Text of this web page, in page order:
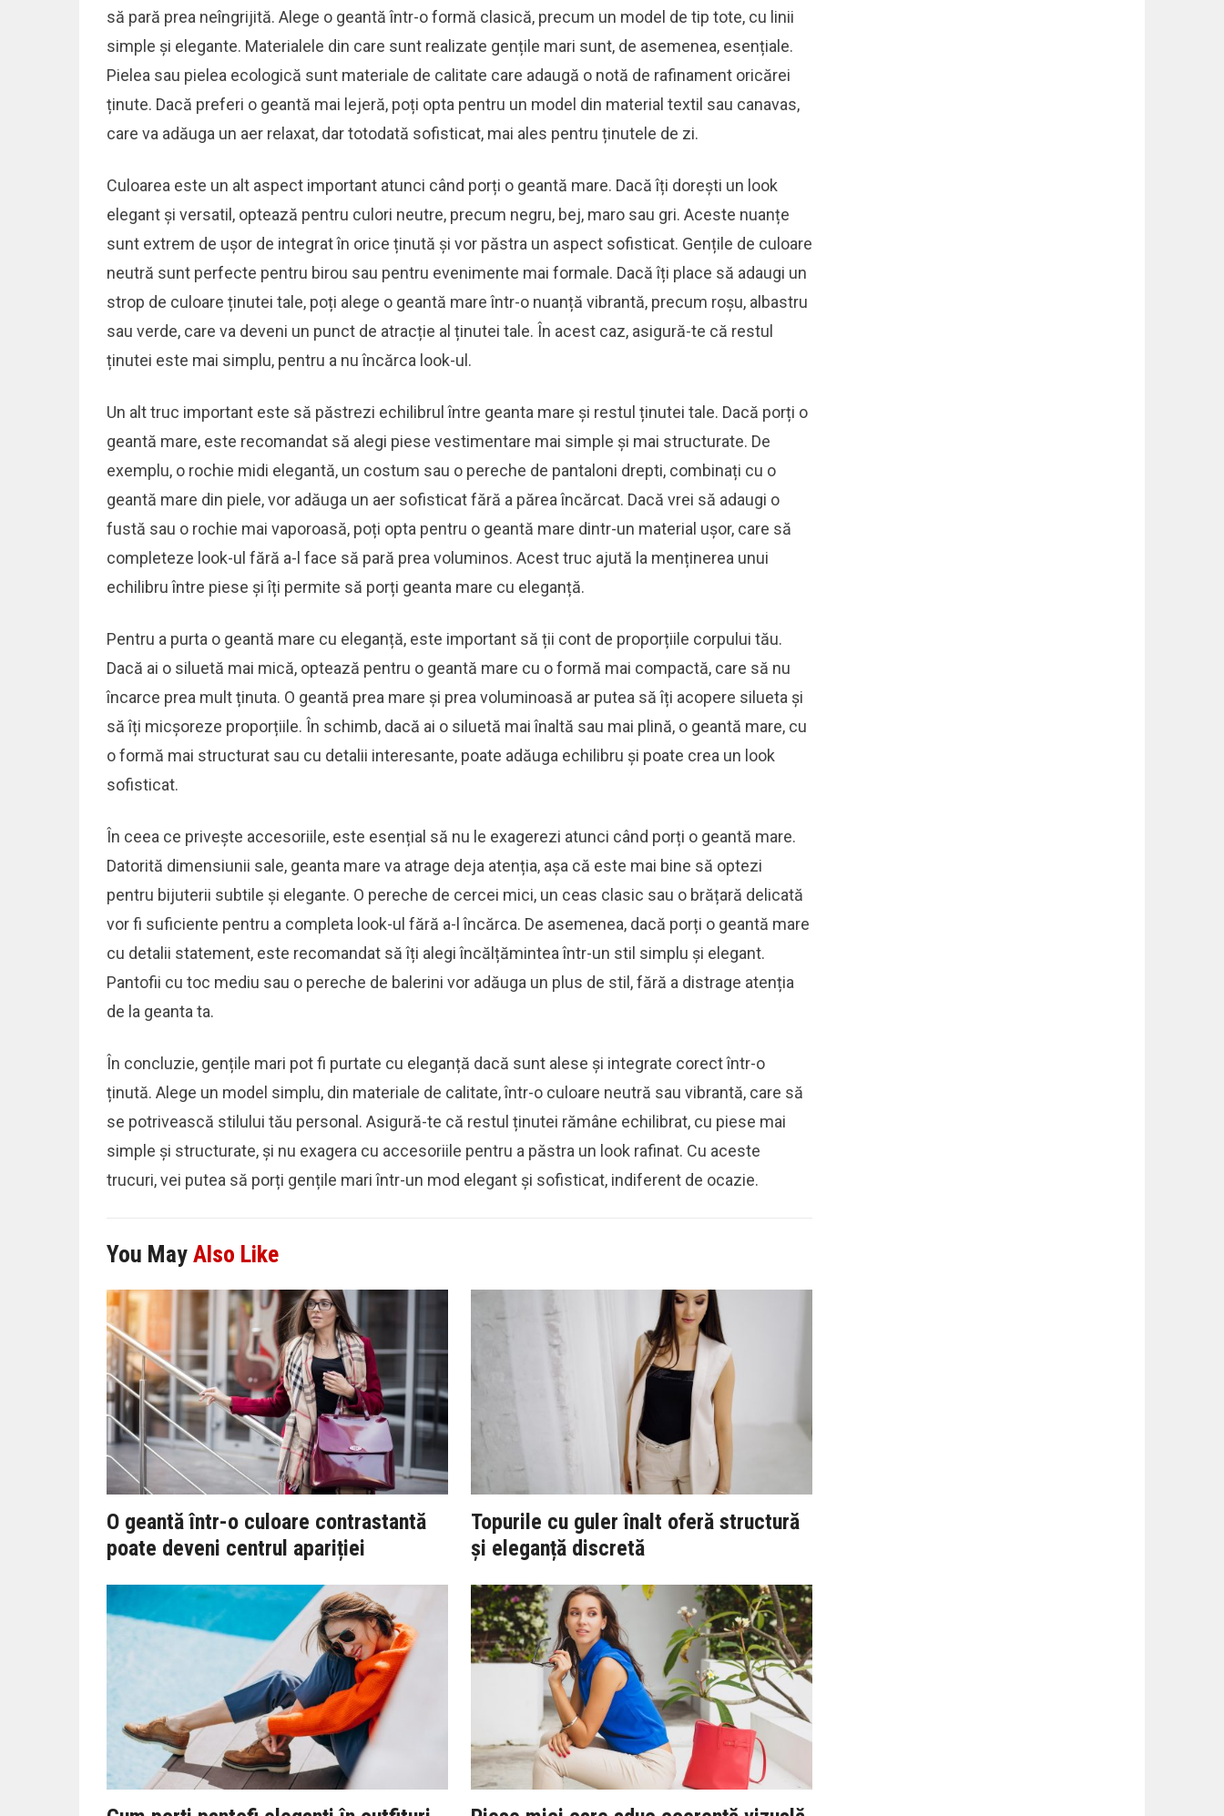
să pară prea neîngrijită. Alege o geantă într-o formă clasică, precum un model de tip tote, cu linii
simple și elegante. Materialele din care sunt realizate gențile mari sunt, de asemenea, esențiale.
Pielea sau pielea ecologică sunt materiale de calitate care adaugă o notă de rafinament oricărei
ținute. Dacă preferi o geantă mai lejeră, poți opta pentru un model din material textil sau canavas,
care va adăuga un aer relaxat, dar totodată sofisticat, mai ales pentru ținutele de zi.
Culoarea este un alt aspect important atunci când porți o geantă mare. Dacă îți dorești un look
elegant și versatil, optează pentru culori neutre, precum negru, bej, maro sau gri. Aceste nuanțe
sunt extrem de ușor de integrat în orice ținută și vor păstra un aspect sofisticat. Gențile de culoare
neutră sunt perfecte pentru birou sau pentru evenimente mai formale. Dacă îți place să adaugi un
strop de culoare ținutei tale, poți alege o geantă mare într-o nuanță vibrantă, precum roșu, albastru
sau verde, care va deveni un punct de atracție al ținutei tale. În acest caz, asigură-te că restul
ținutei este mai simplu, pentru a nu încărca look-ul.
Un alt truc important este să păstrezi echilibrul între geanta mare și restul ținutei tale. Dacă porți o
geantă mare, este recomandat să alegi piese vestimentare mai simple și mai structurate. De
exemplu, o rochie midi elegantă, un costum sau o pereche de pantaloni drepti, combinați cu o
geantă mare din piele, vor adăuga un aer sofisticat fără a părea încărcat. Dacă vrei să adaugi o
fustă sau o rochie mai vaporoasă, poți opta pentru o geantă mare dintr-un material ușor, care să
completeze look-ul fără a-l face să pară prea voluminos. Acest truc ajută la menținerea unui
echilibru între piese și îți permite să porți geanta mare cu eleganță.
Pentru a purta o geantă mare cu eleganță, este important să ții cont de proporțiile corpului tău.
Dacă ai o siluetă mai mică, optează pentru o geantă mare cu o formă mai compactă, care să nu
încarce prea mult ținuta. O geantă prea mare și prea voluminoasă ar putea să îți acopere silueta și
să îți micșoreze proporțiile. În schimb, dacă ai o siluetă mai înaltă sau mai plină, o geantă mare, cu
o formă mai structurat sau cu detalii interesante, poate adăuga echilibru și poate crea un look
sofisticat.
În ceea ce privește accesoriile, este esențial să nu le exagerezi atunci când porți o geantă mare.
Datorită dimensiunii sale, geanta mare va atrage deja atenția, așa că este mai bine să optezi
pentru bijuterii subtile și elegante. O pereche de cercei mici, un ceas clasic sau o brățară delicată
vor fi suficiente pentru a completa look-ul fără a-l încărca. De asemenea, dacă porți o geantă mare
cu detalii statement, este recomandat să îți alegi încălțămintea într-un stil simplu și elegant.
Pantofii cu toc mediu sau o pereche de balerini vor adăuga un plus de stil, fără a distrage atenția
de la geanta ta.
În concluzie, gențile mari pot fi purtate cu eleganță dacă sunt alese și integrate corect într-o
ținută. Alege un model simplu, din materiale de calitate, într-o culoare neutră sau vibrantă, care să
se potrivească stilului tău personal. Asigură-te că restul ținutei rămâne echilibrat, cu piese mai
simple și structurate, și nu exagera cu accesoriile pentru a păstra un look rafinat. Cu aceste
trucuri, vei putea să porți gențile mari într-un mod elegant și sofisticat, indiferent de ocazie.
You May Also Like
O geantă într-o culoare contrastantă
poate deveni centrul apariției
Topurile cu guler înalt oferă structură
și eleganță discretă